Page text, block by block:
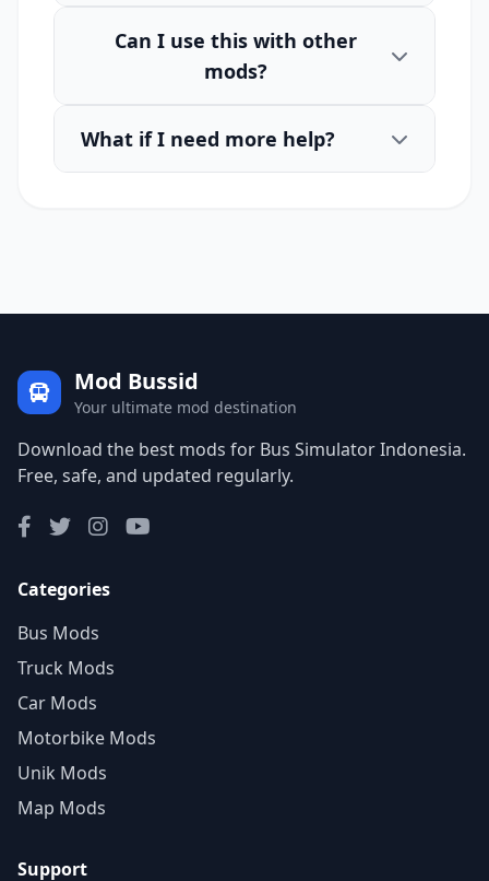
Can I use this with other
mods?
What if I need more help?
Mod Bussid
Your ultimate mod destination
Download the best mods for Bus Simulator Indonesia.
Free, safe, and updated regularly.
Categories
Bus Mods
Truck Mods
Car Mods
Motorbike Mods
Unik Mods
Map Mods
Support